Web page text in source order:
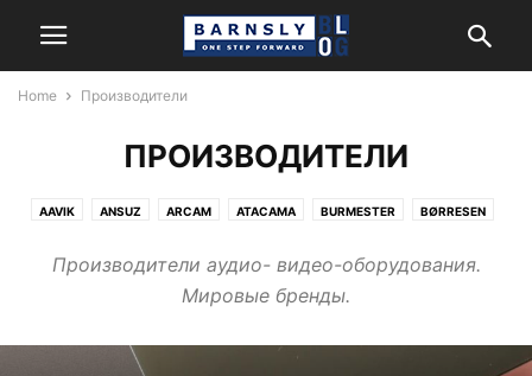
Home Производители
ПРОИЗВОДИТЕЛИ
AAVIK ANSUZ ARCAM ATACAMA BURMESTER BØRRESEN
KANTO AUDIO LEXICON MARK LEVINSON MATRIX AUDIO
NEWTEC NORDOST POWERGRIP
Производители аудио- видео-оборудования.
Мировые бренды.